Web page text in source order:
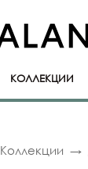
КОЛЛЕКЦИИ
Коллекции